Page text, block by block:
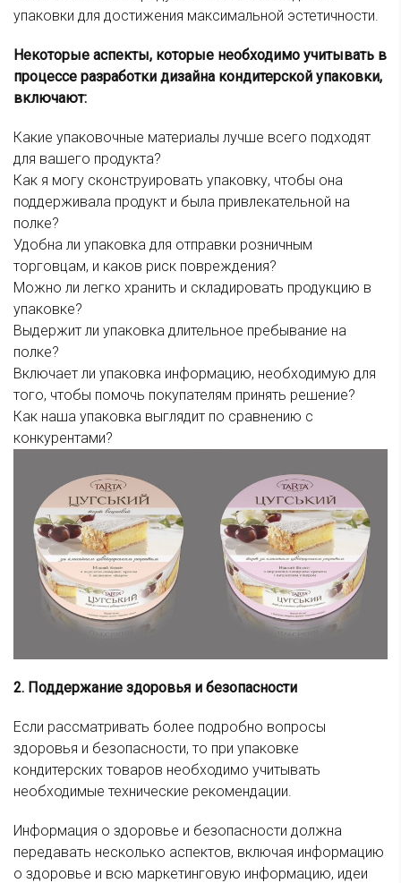
упаковки для достижения максимальной эстетичности.
Некоторые аспекты, которые необходимо учитывать в
процессе разработки дизайна кондитерской упаковки,
включают:
Какие упаковочные материалы лучше всего подходят
для вашего продукта?
Как я могу сконструировать упаковку, чтобы она
поддерживала продукт и была привлекательной на
полке?
Удобна ли упаковка для отправки розничным
торговцам, и каков риск повреждения?
Можно ли легко хранить и складировать продукцию в
упаковке?
Выдержит ли упаковка длительное пребывание на
полке?
Включает ли упаковка информацию, необходимую для
того, чтобы помочь покупателям принять решение?
Как наша упаковка выглядит по сравнению с
конкурентами?
2. Поддержание здоровья и безопасности
Если рассматривать более подробно вопросы
здоровья и безопасности, то при упаковке
кондитерских товаров необходимо учитывать
необходимые технические рекомендации.
Информация о здоровье и безопасности должна
передавать несколько аспектов, включая информацию
о здоровье и всю маркетинговую информацию, идеи